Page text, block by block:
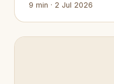
9 min · 2 Jul 2026